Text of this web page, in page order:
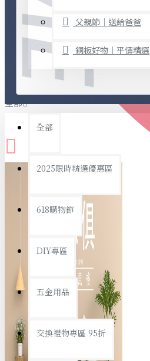
事務用品
文具收納
書寫用品
衛浴用品
個人衛浴用品
浴室置物/收納
其他
免打孔收納專區
父親節｜送給爸爸
銅板好物｜平價精選
全部
全部
2025限時精選優惠區
618購物節
DIY專區
五金用品
交換禮物專區 95折